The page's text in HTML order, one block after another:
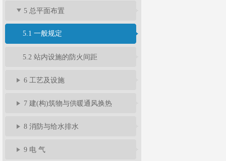
5 总平面布置
5.1 一般规定
5.2 站内设施的防火间距
6 工艺及设施
7 建(构)筑物与供暖通风换热
8 消防与给水排水
9 电 气